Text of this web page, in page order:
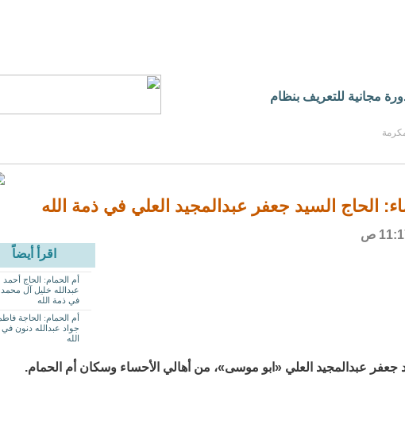
مجانية للتعريف بنظام
الحاج السيد جعفر عبدالمجيد العلي في ذمة الله
اقرأ أيضاً
أم الحمام: الحاج أحمد
عبدالله خليل آل
في ذمة الله
أم الحمام: الحاجة
جواد عبدالله دنون
الله
جعفر عبدالمجيد العلي «ابو موسى»، من أهالي الأحساء وسكان أم الحمام.